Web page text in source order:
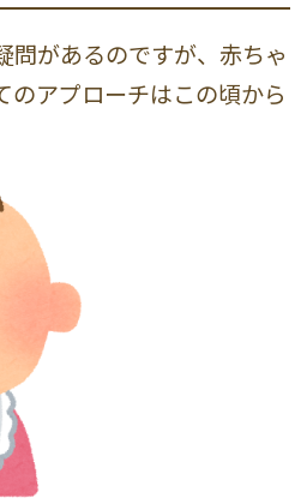
問があるのですが、赤ちゃ
のアプローチはこの頃から